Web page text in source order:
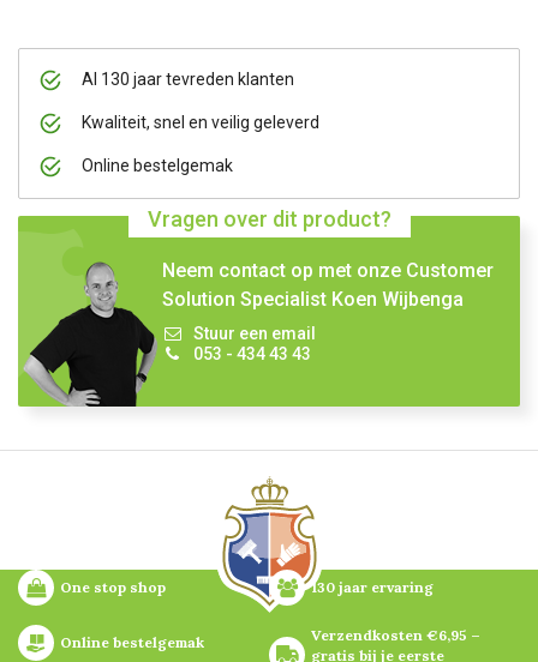
Al 130 jaar tevreden klanten
Kwaliteit, snel en veilig geleverd
Online bestelgemak
Vragen over dit product?
Neem contact op met onze Customer
Solution Specialist Koen Wijbenga
Stuur een email
053 - 434 43 43
One stop shop 130 jaar ervaring
Online bestelgemak
Verzendkosten €6,95 –
gratis bij je eerste